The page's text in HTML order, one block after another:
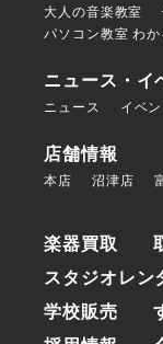
大人の音楽教室
パソコン教室 わ
ニュース・イ
ニュース イベン
店舗情報
本店 沼津店
楽器買取
スタジオレン
学校販売